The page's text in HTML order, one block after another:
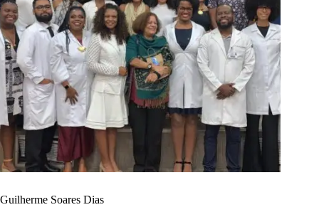
Guilherme Soares Dias